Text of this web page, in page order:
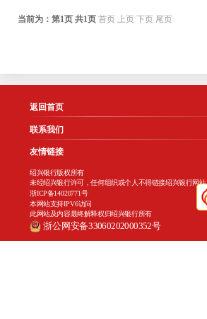
当前为：第1页 共1页 首页 上页 下页 尾页
返回首页
联系我们
友情链接
绍兴银行版权所有
未经绍兴银行许可，任何组织或个人不得链接绍兴银行网站
浙ICP备14020771号
本网站支持IPV6访问
此网站及内容最终解释权归绍兴银行所有
浙公网安备33060202000352号